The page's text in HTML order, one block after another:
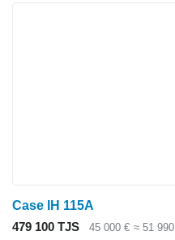
Case IH 115A
479 100 TJS
45 000 € ≈ 51